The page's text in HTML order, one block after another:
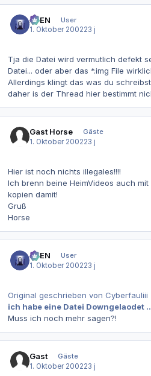
AVEN
User
1. Oktober 200223 j
Tja die Datei wird vermutlich defekt
Datei... oder aber das *.img File
Allerdings klingt das was du
daher is der Thread hier bestimmt
Gast Horse
Gäste
1. Oktober 200223 j
Hier ist noch nichts illegales!!!!
Ich brenn beine HeimVideos auch
kopien damit!
Gruß
Horse
AVEN
User
1. Oktober 200223 j
Original geschrieben von Cyberfauliii
ich habe eine Datei Downgelaodet
Muss ich noch mehr sagen?!
Gast
Gäste
1. Oktober 200223 j